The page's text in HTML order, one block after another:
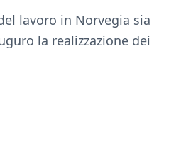
lavoro in Norvegia sia
la realizzazione dei